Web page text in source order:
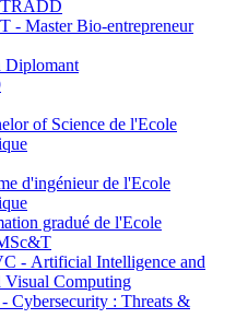
- Master Bio-entrepreneur
of Science de l'Ecole
d'ingénieur de l'Ecole
gradué de l'Ecole
- Artificial Intelligence and
Visual Computing
Cybersecurity : Threats &